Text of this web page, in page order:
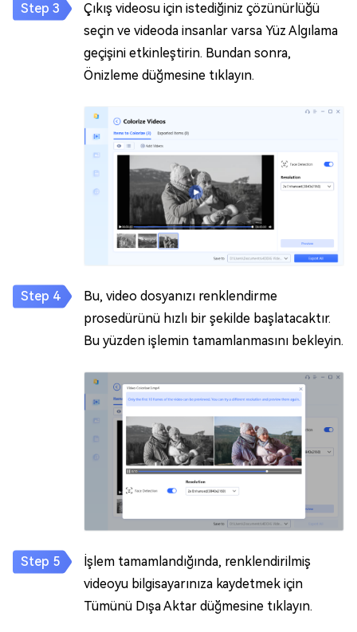
Çıkış videosu için istediğiniz çözünürlüğü
seçin ve videoda insanlar varsa Yüz Algılama
geçişini etkinleştirin. Bundan sonra,
Önizleme düğmesine tıklayın.
Bu, video dosyanızı renklendirme
prosedürünü hızlı bir şekilde başlatacaktır.
Bu yüzden işlemin tamamlanmasını bekleyin.
İşlem tamamlandığında, renklendirilmiş
videoyu bilgisayarınıza kaydetmek için
Tümünü Dışa Aktar düğmesine tıklayın.